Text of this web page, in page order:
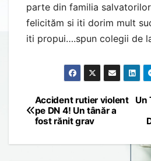
parte din familia
felicităm si iti dorim mult
iti propui….spun colegii de
Post
navigation
Un
Accident rutier violent
pe DN 4! Un tânăr a
fost rănit grav